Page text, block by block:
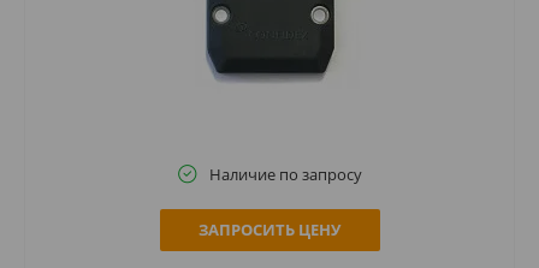
Наличие по запросу
ЗАПРОСИТЬ ЦЕНУ